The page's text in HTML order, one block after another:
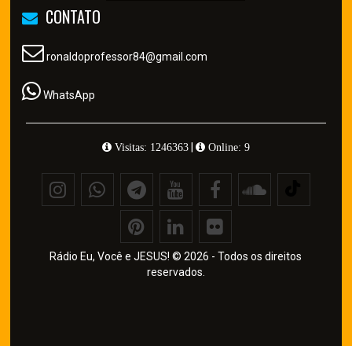
CONTATO
ronaldoprofessor84@gmail.com
WhatsApp
Visitas: 1246363| Online: 9
Rádio Eu, Você e JESUS! © 2026 - Todos os direitos
reservados.